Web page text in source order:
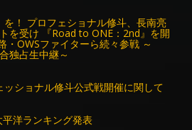
を！ プロフェショナル修斗、長南亮
を受け 『Road to ONE：2nd』を開
・OWSファイターら続々参戦 ～
独占生中継～
ショナル修斗公式戦開催に関して
洋ランキング発表